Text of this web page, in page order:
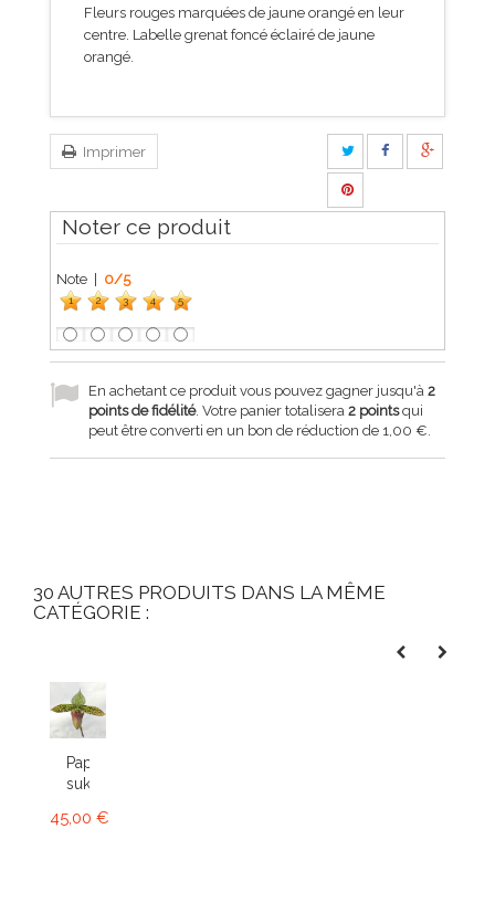
Fleurs rouges marquées de jaune orangé en leur
centre. Labelle grenat foncé éclairé de jaune
orangé.
Imprimer
Noter ce produit
Note | 0/5
1 2 3 4 5
En achetant ce produit vous pouvez gagner jusqu'à 2
points de fidélité. Votre panier totalisera 2 pointsqui
peut être converti en un bon de réduction de 1,00 €
30 AUTRES PRODUITS DANS LA MÊME
CATÉGORIE :
Paphiopedilum
sukhakulii
45,00 €